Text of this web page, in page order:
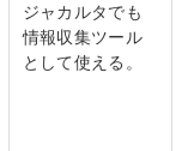
ジャカルタでも
情報収集ツール
として使える。